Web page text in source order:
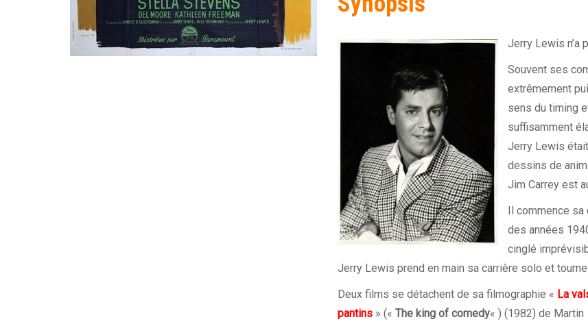
Jerry Lewis n’a
Souvent ses
extrêmement
sens du timing
suffisamment
Jerry Lewis
dessins de
Jim Carrey est
Il commence
des années
cinglé
Jerry Lewis prend en main sa carrière solo et
Deux films se détachent de sa filmographie « La
pantins » (« The king of comedy« ) (1982) de Martin